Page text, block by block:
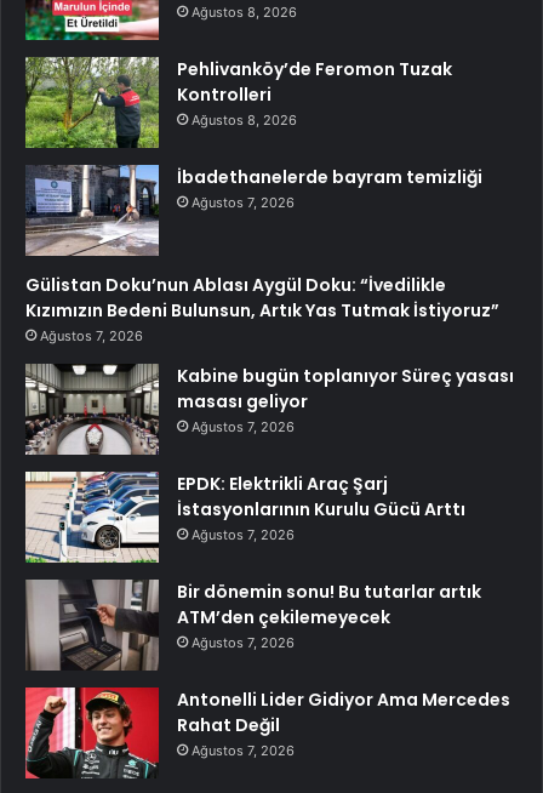
Ağustos 8, 2026
Pehlivanköy’de Feromon Tuzak
Kontrolleri
Ağustos 8, 2026
İbadethanelerde bayram temizliği
Ağustos 7, 2026
Gülistan Doku’nun Ablası Aygül Doku: “İvedilikle
Kızımızın Bedeni Bulunsun, Artık Yas Tutmak İstiyoruz”
Ağustos 7, 2026
Kabine bugün toplanıyor Süreç yasası
masası geliyor
Ağustos 7, 2026
EPDK: Elektrikli Araç Şarj
İstasyonlarının Kurulu Gücü Arttı
Ağustos 7, 2026
Bir dönemin sonu! Bu tutarlar artık
ATM’den çekilemeyecek
Ağustos 7, 2026
Antonelli Lider Gidiyor Ama Mercedes
Rahat Değil
Ağustos 7, 2026